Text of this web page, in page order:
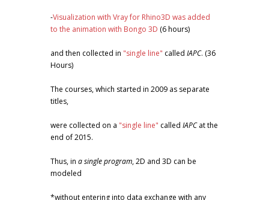
-Visualization with Vray for Rhino3D was added
to the animation with Bongo 3D (6 hours)
and then collected in "single line" called IAPC. (36
Hours)
The courses, which started in 2009 as separate
titles,
were collected on a "single line" called IAPCat the
end of 2015.
Thus, in a single program, 2D and 3D can be
modeled
*without entering into data exchange with any